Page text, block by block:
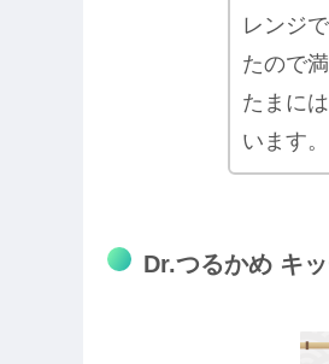
レンジ
たので
たまに
います。
Dr.つるかめ キ